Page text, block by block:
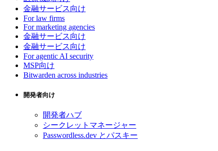
金融サービス向け
For law firms
For marketing agencies
金融サービス向け
金融サービス向け
For agentic AI security
MSP向け
Bitwarden across industries
開発者向け
開発者ハブ
シークレットマネージャー
Passwordless.dev とパスキー